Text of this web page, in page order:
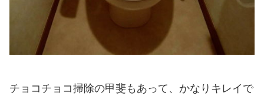
チョコチョコ掃除の甲斐もあって、かなりキレイで